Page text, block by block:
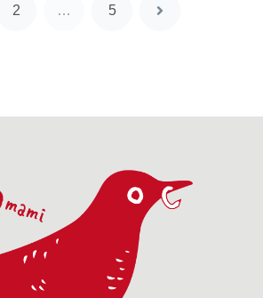
2 … 5
次